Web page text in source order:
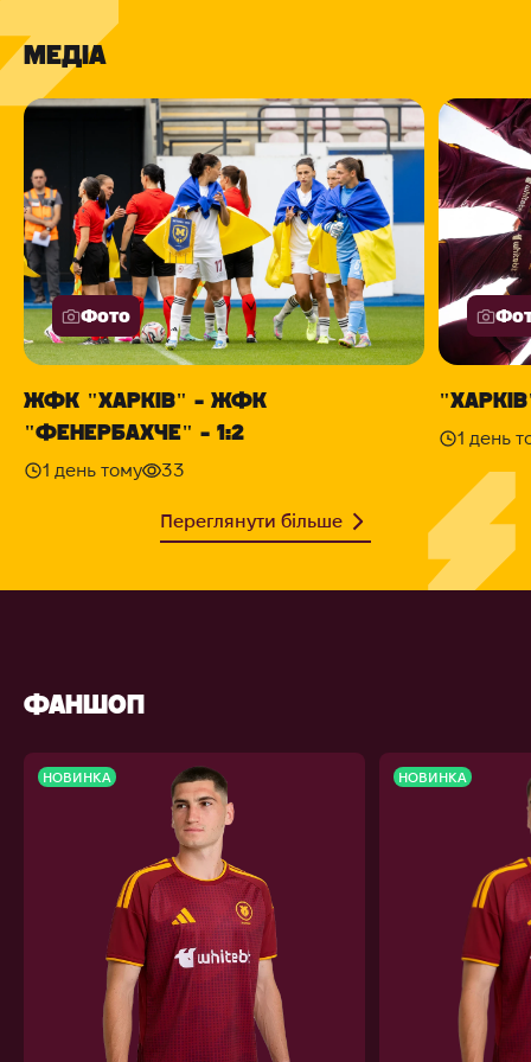
МЕДІА
Фото
ЖФК "ХАРКІВ" - ЖФК
"ФЕНЕРБАХЧЕ" - 1:2
1 день тому 33
1 день
Переглянути більше
ФАНШОП
НОВИНКА НОВИНКА